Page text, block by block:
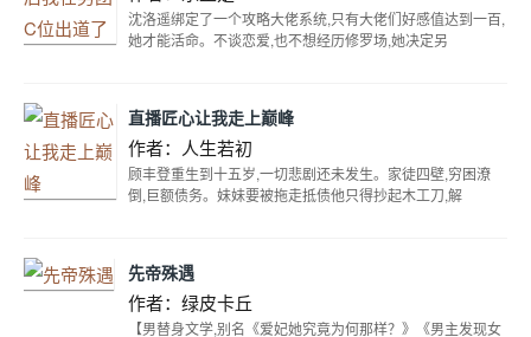
沈洛遥绑定了一个攻略大佬系统,只有大佬们好感值达到一百,
她才能活命。不谈恋爱,也不想经历修罗场,她决定另
直播匠心让我走上巅峰
作者：人生若初
顾丰登重生到十五岁,一切悲剧还未发生。家徒四壁,穷困潦
倒,巨额债务。妹妹要被拖走抵债他只得抄起木工刀,解
先帝殊遇
作者：绿皮卡丘
【男替身文学,别名《爱妃她究竟为何那样？》《男主发现女